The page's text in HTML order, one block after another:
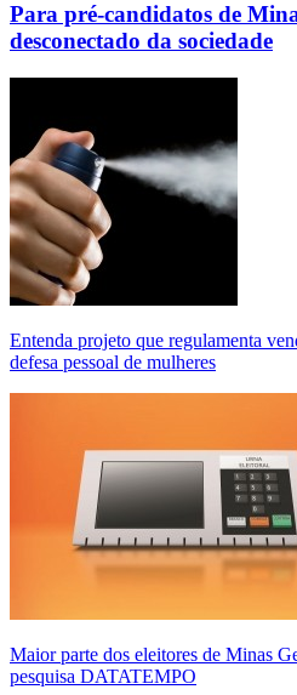
Para pré-candidatos de
desconectado da sociedade
Entenda projeto que regulamenta
defesa pessoal de mulheres
Maior parte dos eleitores de Minas
pesquisa DATATEMPO